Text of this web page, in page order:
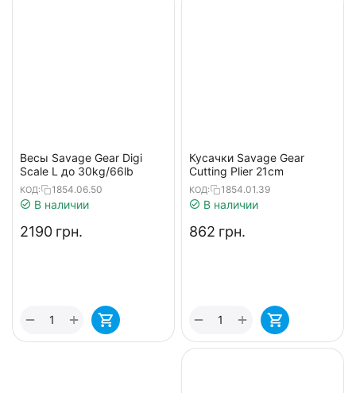
Весы Savage Gear Digi
Scale L до 30kg/66lb
КОД: 1854.06.50
В наличии
‍2190‍ грн.
+
−
Кусачки Savage Gear
Cutting Plier 21cm
КОД: 1854.01.39
В наличии
‍862‍ грн.
+
−